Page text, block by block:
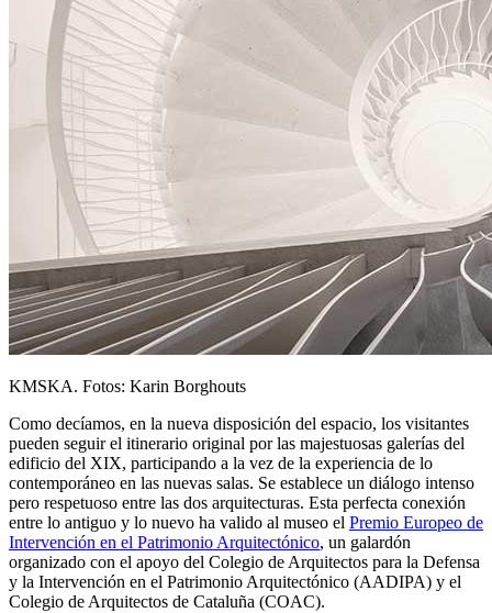
KMSKA. Fotos: Karin Borghouts
Como decíamos, en la nueva disposición del espacio, los visitantes
pueden seguir el itinerario original por las majestuosas galerías del
edificio del XIX, participando a la vez de la experiencia de lo
contemporáneo en las nuevas salas. Se establece un diálogo intenso
pero respetuoso entre las dos arquitecturas. Esta perfecta conexión
entre lo antiguo y lo nuevo ha valido al museo el Premio Europeo de
Intervención en el Patrimonio Arquitectónico, un galardón
organizado con el apoyo del Colegio de Arquitectos para la Defensa
y la Intervención en el Patrimonio Arquitectónico (AADIPA) y el
Colegio de Arquitectos de Cataluña (COAC).